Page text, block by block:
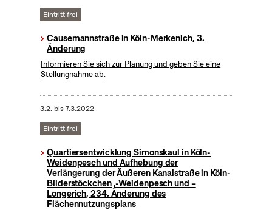
Eintritt frei
Causemannstraße in Köln-Merkenich, 3.
Änderung
Informieren Sie sich zur Planung und geben Sie eine
Stellungnahme ab.
3.2. bis7.3.2022
Eintritt frei
Quartiersentwicklung Simonskaul in Köln-
Weidenpesch und Aufhebung der
Verlängerung der Äußeren Kanalstraße in Köln-
Bilderstöckchen ,-Weidenpesch und –
Longerich, 234. Änderung des
Flächennutzungsplans